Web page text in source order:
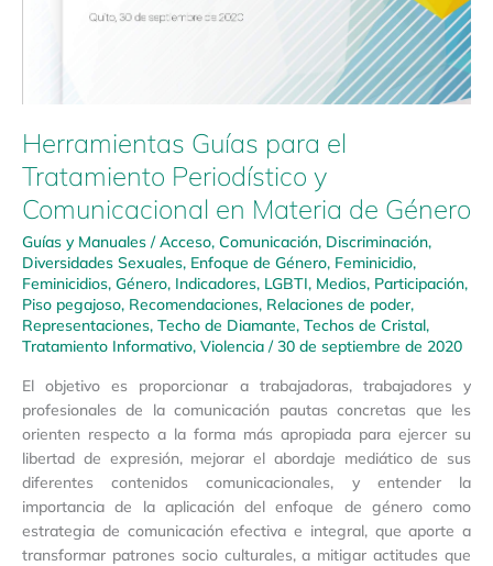
Herramientas Guías para el
Tratamiento Periodístico y
Comunicacional en Materia de Género
Guías y Manuales /Acceso, Comunicación, Discriminación,
Diversidades Sexuales, Enfoque de Género, Feminicidio,
Feminicidios, Género, Indicadores, LGBTI, Medios, Participación,
Piso pegajoso, Recomendaciones, Relaciones de poder,
Representaciones, Techo de Diamante, Techos de Cristal,
Tratamiento Informativo, Violencia /30 de septiembre de 2020
El objetivo es proporcionar a trabajadoras, trabajadores y
profesionales de la comunicación pautas concretas que les
orienten respecto a la forma más apropiada para ejercer su
libertad de expresión, mejorar el abordaje mediático de sus
diferentes contenidos comunicacionales, y entender la
importancia de la aplicación del enfoque de género como
estrategia de comunicación efectiva e integral, que aporte a
transformar patrones socio culturales, a mitigar actitudes que